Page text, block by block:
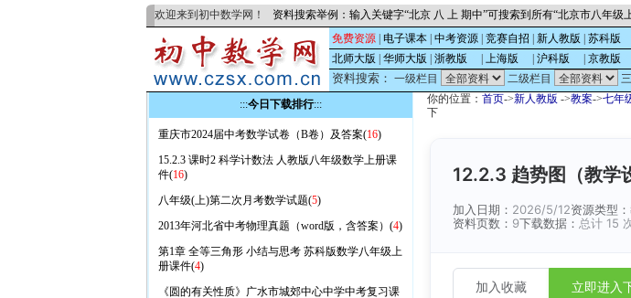
欢迎来到初中数学网！ 资料搜索举例：输入关键字“北京 八 上 期中”可搜索到所有“北京市八年级
免费资源 电子课本 中考资源 竞赛自招 新人教版 苏科版
北师大版
华师大版 浙教版 上海版 沪科版 京教版
资料搜索： 一级栏目 二级栏目
:::今日下载排行:::
重庆市2024届中考数学试卷（B卷）及答案(16)
15.2.3 课时2 科学计数法 人教版八年级数学上册课
件(16)
八年级(上)第二次月考数学试题(5)
2013年河北省中考物理真题（word版，含答案）(4)
第1章 全等三角形 小结与思考 苏科版数学八年级上
册课件(4)
《圆的有关性质》广水市城郊中心中学中考复习课
你的位置： 首页->新人教版 ->教案->七年
下
12.2.3 趋势图（教
加入日期： 2026/5/12资源类型：
资料页数： 9下载数据： 总计 15
加入收藏 立即进入